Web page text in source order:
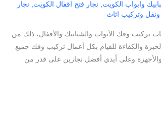
وابواب الكويت, نجار فتح اقفال الكويت, نجار
وتركيب اثاث
وفك الأبواب والشبابيك والأقفال، ذلك من
والكفاءة للقيام بكل أعمال تركيب وفك جميع
والأجهزة وعلى أيدي أفضل نجارين على قدر من